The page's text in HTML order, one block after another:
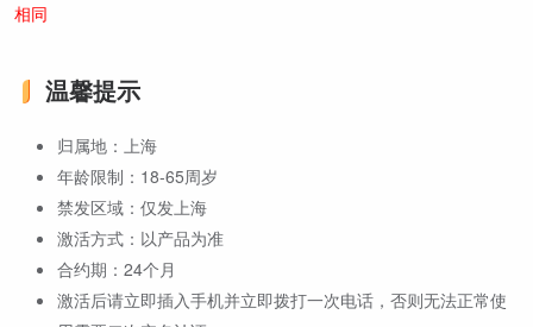
相同
温馨提示
归属地：上海
年龄限制：18-65周岁
禁发区域：仅发上海
激活方式：以产品为准
合约期：24个月
激活后请立即插入手机并立即拨打一次电话，否则无法正常使